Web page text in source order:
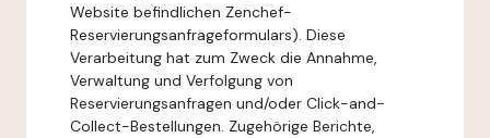
Website befindlichen Zenchef-
Reservierungsanfrageformulars). Diese
Verarbeitung hat zum Zweck die Annahme,
Verwaltung und Verfolgung von
Reservierungsanfragen und/oder Click-and-
Collect-Bestellungen. Zugehörige Berichte,